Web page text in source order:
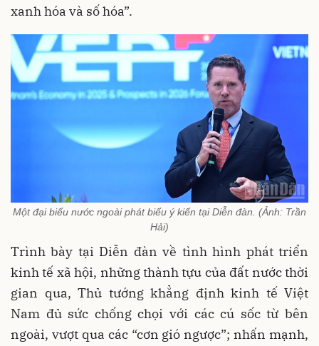
xanh hóa và số hóa”.
Một đại biểu nước ngoài phát biểu ý kiến tại Diễn đàn. (Ảnh: Trần
Hải)
Trình bày tại Diễn đàn về tình hình phát triển
kinh tế xã hội, những thành tựu của đất nước thời
gian qua, Thủ tướng khẳng định kinh tế Việt
Nam đủ sức chống chọi với các cú sốc từ bên
ngoài, vượt qua các “cơn gió ngược”; nhấn mạnh,